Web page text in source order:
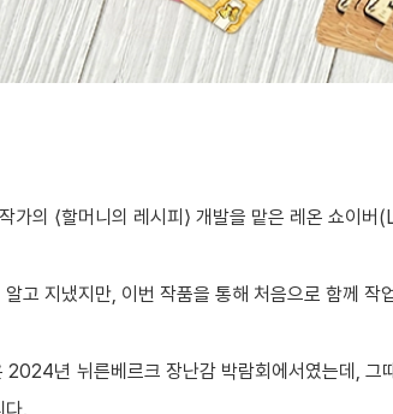
가의 ⟨할머니의 레시피⟩ 개발을 맡은 레온 쇼이
고 지냈지만, 이번 작품을 통해 처음으로 함께 작
2024년 뉘른베르크 장난감 박람회에서였는데,
다.